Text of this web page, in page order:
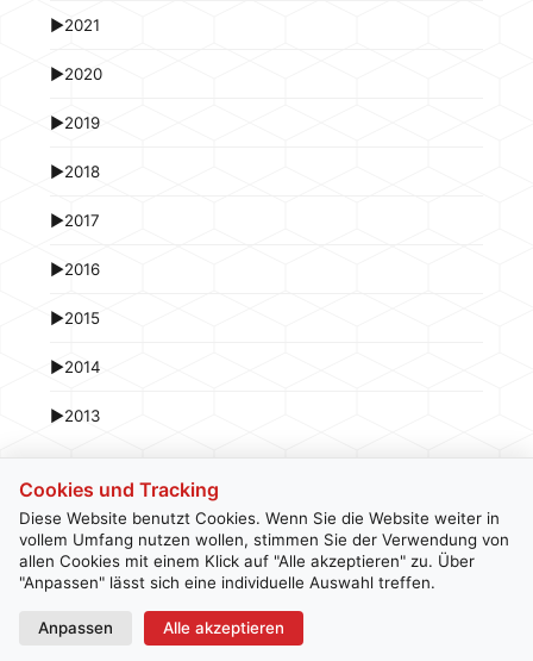
►2021
►2020
►2019
►2018
►2017
►2016
►2015
►2014
►2013
KontaktNewsletterImpressumDatenschutz
© 2026 hardwarepoint
Cookies und Tracking
Diese Website benutzt Cookies. Wenn Sie die Website weiter in
vollem Umfang nutzen wollen, stimmen Sie der Verwendung von
allen Cookies mit einem Klick auf "Alle akzeptieren" zu. Über
"Anpassen" lässt sich eine individuelle Auswahl treffen.
Anpassen Alle akzeptieren